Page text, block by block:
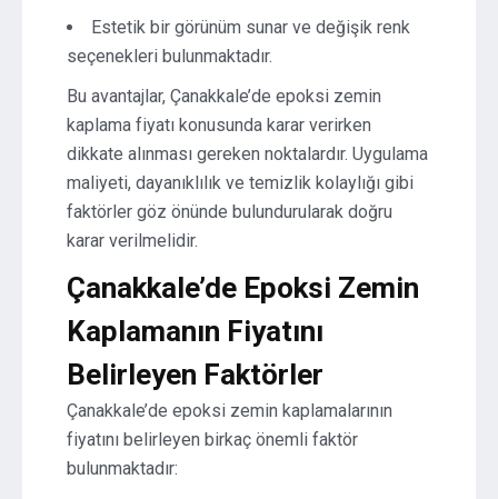
Estetik bir görünüm sunar ve değişik renk
seçenekleri bulunmaktadır.
Bu avantajlar, Çanakkale’de epoksi zemin
kaplama fiyatı konusunda karar verirken
dikkate alınması gereken noktalardır. Uygulama
maliyeti, dayanıklılık ve temizlik kolaylığı gibi
faktörler göz önünde bulundurularak doğru
karar verilmelidir.
Çanakkale’de Epoksi Zemin
Kaplamanın Fiyatını
Belirleyen Faktörler
Çanakkale’de epoksi zemin kaplamalarının
fiyatını belirleyen birkaç önemli faktör
bulunmaktadır: